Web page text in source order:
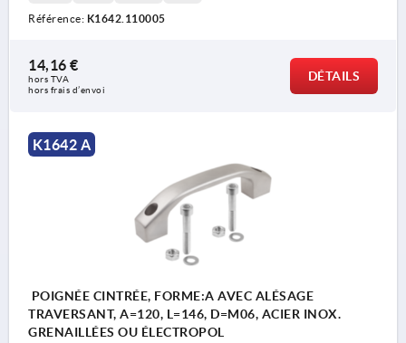
Référence: K1642.110005
14,16 €
hors TVA
hors frais d’envoi
DÉTAILS
K1642 A
POIGNÉE CINTRÉE, FORME:A AVEC ALÉSAGE
TRAVERSANT, A=120, L=146, D=M06, ACIER INOX.
GRENAILLÉES OU ÉLECTROPOL